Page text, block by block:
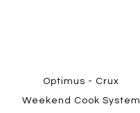
Optimus - Crux
Weekend Cook System